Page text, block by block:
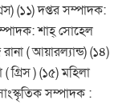
(১১) দপ্তর সম্পাদক:
শাহ্ সোহেল
( আয়ারল্যান্ড) (১৪)
গ্রিস ) (১৫) মহিলা
সম্পাদক :